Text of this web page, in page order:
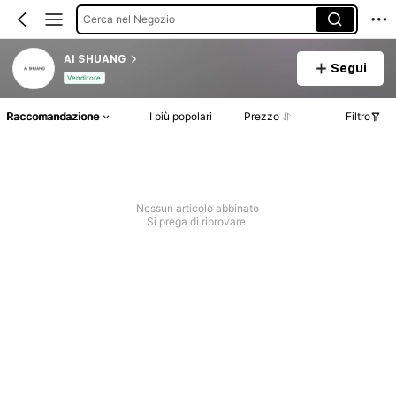
Cerca nel Negozio
AI SHUANG
Venditore
Segui
Raccomandazione I più popolari Prezzo Filtro
Nessun articolo abbinato
Si prega di riprovare.